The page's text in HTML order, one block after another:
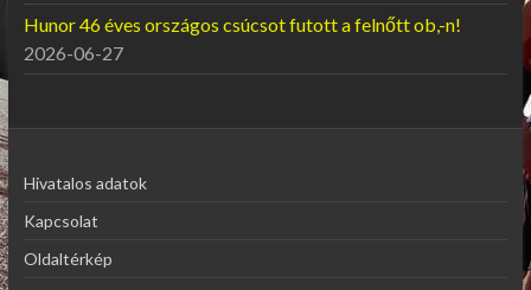
Hunor 46 éves országos csúcsot futott a felnőtt ob,-n!
2026-06-27
Hivatalos adatok
Kapcsolat
Oldaltérkép